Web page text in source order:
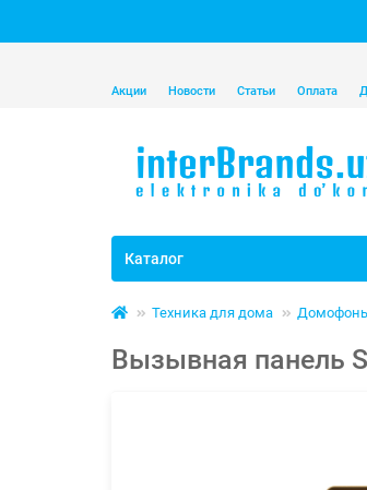
Акции Новости Статьи Оплата
Каталог
Техника для дома
Вызывная панель